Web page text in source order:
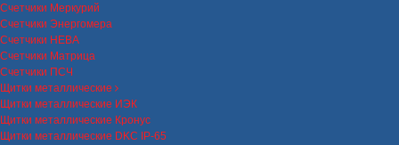
Счетчики Меркурий
Счетчики Энергомера
Счетчики НЕВА
Счетчики Матрица
Счетчики ПСЧ
Щитки металлические
Щитки металлические ИЭК
Щитки металлические Кронус
Щитки металлические DKC IP-65